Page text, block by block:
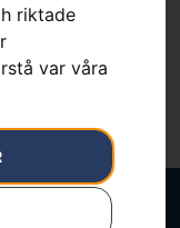
riktade
var våra